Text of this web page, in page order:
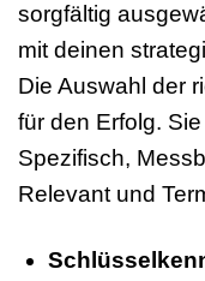
sorgfältig
mit deinen
Die Auswahl der
für den Erfolg.
Spezifisch,
Relevant und